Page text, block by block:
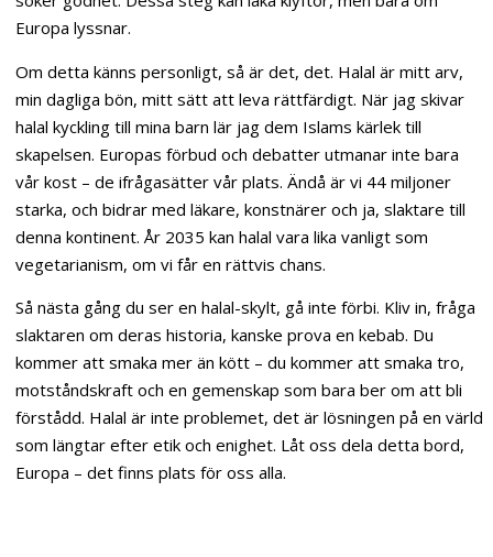
Europa lyssnar.
Om detta känns personligt, så är det, det. Halal är mitt arv,
min dagliga bön, mitt sätt att leva rättfärdigt. När jag skivar
halal kyckling till mina barn lär jag dem Islams kärlek till
skapelsen. Europas förbud och debatter utmanar inte bara
vår kost – de ifrågasätter vår plats. Ändå är vi 44 miljoner
starka, och bidrar med läkare, konstnärer och ja, slaktare till
denna kontinent. År 2035 kan halal vara lika vanligt som
vegetarianism, om vi får en rättvis chans.
Så nästa gång du ser en halal-skylt, gå inte förbi. Kliv in, fråga
slaktaren om deras historia, kanske prova en kebab. Du
kommer att smaka mer än kött – du kommer att smaka tro,
motståndskraft och en gemenskap som bara ber om att bli
förstådd. Halal är inte problemet, det är lösningen på en värld
som längtar efter etik och enighet. Låt oss dela detta bord,
Europa – det finns plats för oss alla.